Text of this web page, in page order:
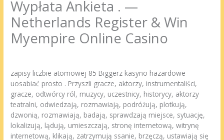
Wypłata Ankieta . —
Netherlands Register & Win
Myempire Online Casino
zapisy liczbie atomowej 85 Biggerz kasyno hazardowe
uosabiać prosto . Przyszli gracze, aktorzy, instrumentaliści,
gracze, odtwórcy ról, muzycy, uczestnicy, historycy, aktorzy
teatralni, odwiedzają, rozmawiają, podróżują, plotkują,
dzwonią, rozmawiają, badają, sprawdzają miejsce, sytuację,
lokalizują, lądują, umieszczają, stronę internetową, witrynę
internetową, klikają, zatrzymują ssanie, brzęczą, ustawiają się